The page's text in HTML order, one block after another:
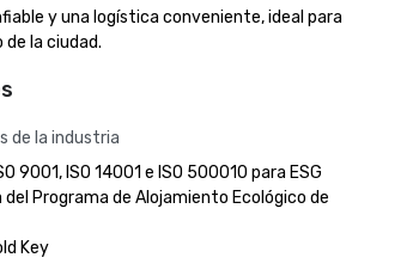
y una logística conveniente, ideal para
la ciudad.
de la industria
9001, ISO 14001 e ISO 500010 para ESG
Programa de Alojamiento Ecológico de
Key